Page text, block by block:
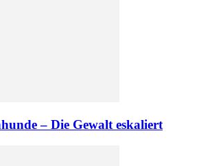
– Die Gewalt eskaliert